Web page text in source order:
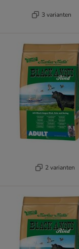
3 varianten
2 varianten